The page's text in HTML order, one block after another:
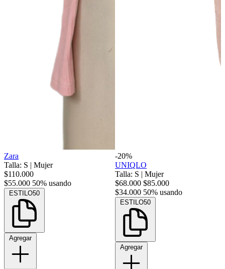
Zara
Talla: S | Mujer
$110.000
$55.000 50% usando
ESTILO50
Agregar
-20%
UNIQLO
Talla: S | Mujer
$68.000 $85.000
$34.000 50% usando
ESTILO50
Agregar